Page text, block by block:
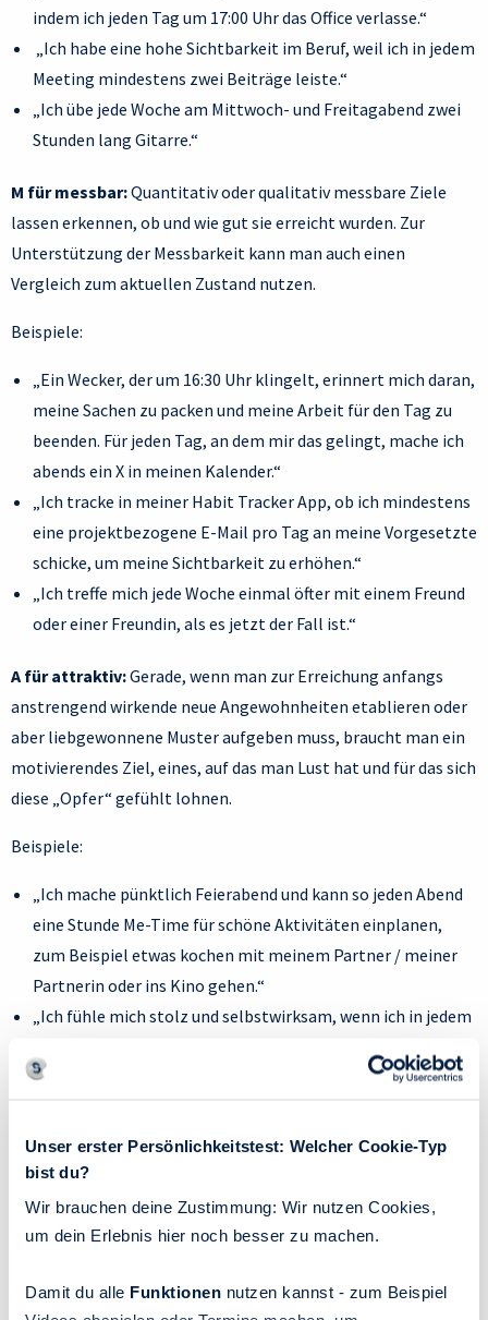
Unser erster Persönlichkeitstest: Welcher Cookie-Typ
bist du?
Wir brauchen deine Zustimmung: Wir nutzen Cookies,
um dein Erlebnis hier noch besser zu machen.
Damit du alle Funktionen nutzen kannst - zum Beispiel
indem ich jeden Tag um 17:00 Uhr das Office verlasse.“
„Ich habe eine hohe Sichtbarkeit im Beruf, weil ich in jedem
Meeting mindestens zwei Beiträge leiste.“
„Ich übe jede Woche am Mittwoch- und Freitagabend zwei
Stunden lang Gitarre.“
M für messbar:Quantitativ oder qualitativ messbare Ziele
lassen erkennen, ob und wie gut sie erreicht wurden. Zur
Unterstützung der Messbarkeit kann man auch einen
Vergleich zum aktuellen Zustand nutzen.
Beispiele:
„Ein Wecker, der um 16:30 Uhr klingelt, erinnert mich daran,
meine Sachen zu packen und meine Arbeit für den Tag zu
beenden. Für jeden Tag, an dem mir das gelingt, mache ich
abends ein X in meinen Kalender.“
„Ich tracke in meiner Habit Tracker App, ob ich mindestens
eine projektbezogene E-Mail pro Tag an meine Vorgesetzte
schicke, um meine Sichtbarkeit zu erhöhen.“
„Ich treffe mich jede Woche einmal öfter mit einem Freund
oder einer Freundin, als es jetzt der Fall ist.“
A für attraktiv:Gerade, wenn man zur Erreichung anfangs
anstrengend wirkende neue Angewohnheiten etablieren oder
aber liebgewonnene Muster aufgeben muss, braucht man ein
motivierendes Ziel, eines, auf das man Lust hat und für das sich
diese „Opfer“ gefühlt lohnen.
Beispiele:
„Ich mache pünktlich Feierabend und kann so jeden Abend
eine Stunde Me-Time für schöne Aktivitäten einplanen,
zum Beispiel etwas kochen mit meinem Partner / meiner
Partnerin oder ins Kino gehen.“
„Ich fühle mich stolz und selbstwirksam, wenn ich in jedem
gerade arbeite.“
mir jeden Abend ein gesundes Essen mit viel Gemüse und
fettarmem Protein koche.“
Überfordert man sich mit der eigenen
unwahrscheinlich, dass das Vorhaben gelingt. Besser ist zu
überlegen, was in der geplanten Zeit und mit den aktuellen